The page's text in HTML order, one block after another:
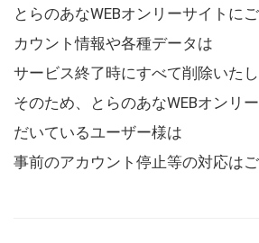
とらのあなWEBオンリーサイトに
カウント情報や各種データは
サービス終了時にすべて削除いたし
そのため、とらのあなWEBオンリ
だいているユーザー様は
事前のアカウント停止等の対応はご